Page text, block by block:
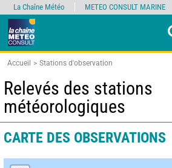
Accueil Stations d'observation
Relevés des stations
météorologiques
CARTE DES OBSERVATIONS
La Chaîne Météo METEO CONSULT MARINE